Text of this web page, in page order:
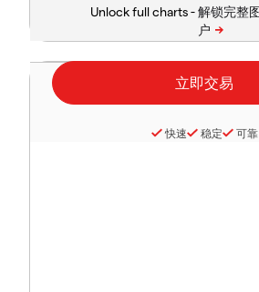
Unlock full charts -
快速 稳定 可靠